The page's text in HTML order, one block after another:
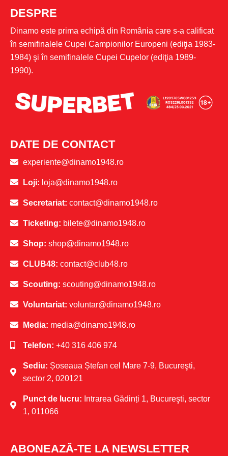
DESPRE
Dinamo este prima echipă din România care s-a calificat
în semifinalele Cupei Campionilor Europeni (ediţia 1983-
1984) şi în semifinalele Cupei Cupelor (ediţia 1989-
1990).
DATE DE CONTACT
experiente@dinamo1948.ro
Loji: loja@dinamo1948.ro
Secretariat: contact@dinamo1948.ro
Ticketing: bilete@dinamo1948.ro
Shop: shop@dinamo1948.ro
CLUB48: contact@club48.ro
Scouting: scouting@dinamo1948.ro
Voluntariat: voluntar@dinamo1948.ro
Media: media@dinamo1948.ro
Telefon: +40 316 406 974
Sediu: Șoseaua Ștefan cel Mare 7-9, Bucureşti,
sector 2, 020121
Punct de lucru: Intrarea Gădinți 1, Bucureşti, sector
1, 011066
ABONEAZĂ-TE LA NEWSLETTER